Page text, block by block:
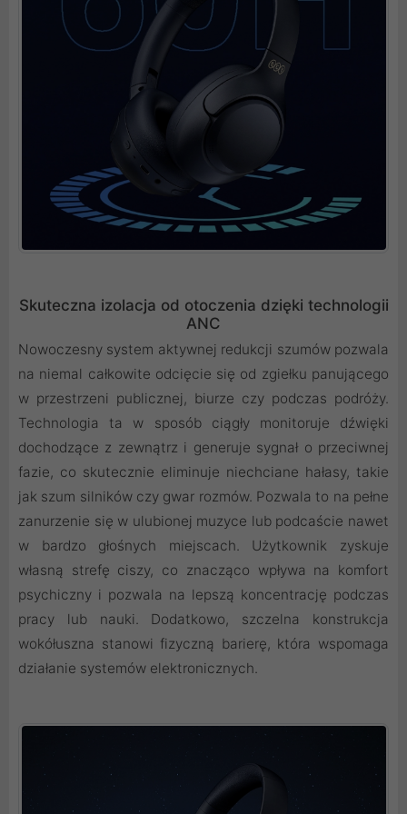
Skuteczna izolacja od otoczenia dzięki technologii
ANC
Nowoczesny system aktywnej redukcji szumów pozwala
na niemal całkowite odcięcie się od zgiełku panującego
w przestrzeni publicznej, biurze czy podczas podróży.
Technologia ta w sposób ciągły monitoruje dźwięki
dochodzące z zewnątrz i generuje sygnał o przeciwnej
fazie, co skutecznie eliminuje niechciane hałasy, takie
jak szum silników czy gwar rozmów. Pozwala to na pełne
zanurzenie się w ulubionej muzyce lub podcaście nawet
w bardzo głośnych miejscach. Użytkownik zyskuje
własną strefę ciszy, co znacząco wpływa na komfort
psychiczny i pozwala na lepszą koncentrację podczas
pracy lub nauki. Dodatkowo, szczelna konstrukcja
wokółuszna stanowi fizyczną barierę, która wspomaga
działanie systemów elektronicznych.